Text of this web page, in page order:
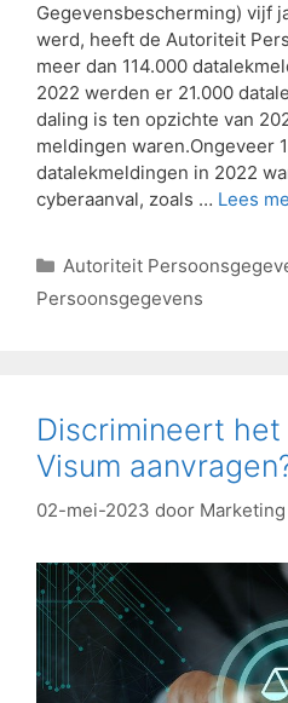
Gegevensbescherming) vijf
werd, heeft de Autoriteit
meer dan 114.000
2022 werden er 21.000
daling is ten opzichte van
meldingen waren.Ongeveer
datalekmeldingen in 2022
cyberaanval, zoals … Lees
Autoriteit
Persoonsgegevens
Discrimineert
Visum
02-mei-2023 door Marketing